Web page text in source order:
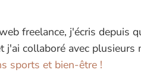
freelance, j'écris depuis
j'ai collaboré avec plusieurs
sports et bien-être !